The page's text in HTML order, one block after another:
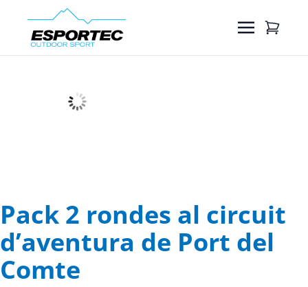
Pack 2 rondes al circuit
d’aventura de Port del
Comte